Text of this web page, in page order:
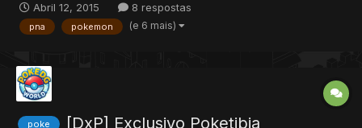
pokemons Pokedex diferente, própia do servidor Servidor
contém 1° geração com seus respectivos shiny's Loot's
Abril 12, 2015 8 respostas
pna pokemon (e 6 mais)
poke
[DxP] Exclusivo Poketibia